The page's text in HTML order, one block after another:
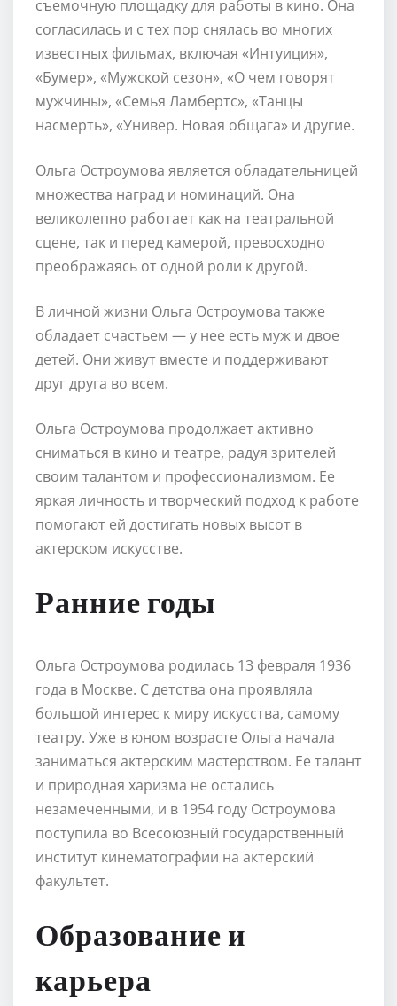
съемочную площадку для работы в кино. Она
согласилась и с тех пор снялась во многих
известных фильмах, включая «Интуиция»,
«Бумер», «Мужской сезон», «О чем говорят
мужчины», «Семья Ламбертс», «Танцы
насмерть», «Универ. Новая общага» и другие.
Ольга Остроумова является обладательницей
множества наград и номинаций. Она
великолепно работает как на театральной
сцене, так и перед камерой, превосходно
преображаясь от одной роли к другой.
В личной жизни Ольга Остроумова также
обладает счастьем — у нее есть муж и двое
детей. Они живут вместе и поддерживают
друг друга во всем.
Ольга Остроумова продолжает активно
сниматься в кино и театре, радуя зрителей
своим талантом и профессионализмом. Ее
яркая личность и творческий подход к работе
помогают ей достигать новых высот в
актерском искусстве.
Ранние годы
Ольга Остроумова родилась 13 февраля 1936
года в Москве. С детства она проявляла
большой интерес к миру искусства, самому
театру. Уже в юном возрасте Ольга начала
заниматься актерским мастерством. Ее талант
и природная харизма не остались
незамеченными, и в 1954 году Остроумова
поступила во Всесоюзный государственный
институт кинематографии на актерский
факультет.
Образование и
карьера